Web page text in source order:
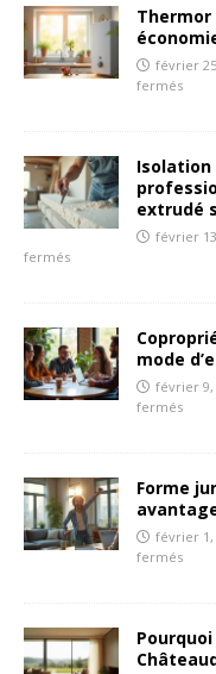
février
fermés
extrudé
février
fermés
mode
février 9,
fermés
Forme
février 1,
fermés